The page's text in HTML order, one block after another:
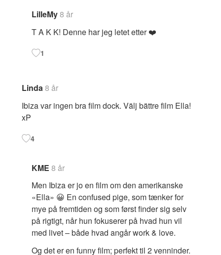
LilleMy8 år
T A K K! Denne har jeg letet etter ❤️
1
Linda8 år
Ibiza var ingen bra film dock. Välj bättre film Ella!
xP
4
KME 8 år
Men Ibiza er jo en film om den amerikanske
«Ella» 😀 En confused pige, som tænker for
mye på fremtiden og som først finder sig selv
på rigtigt, når hun fokuserer på hvad hun vil
med livet – både hvad angår work & love.
Og det er en funny film; perfekt til 2 venninder.